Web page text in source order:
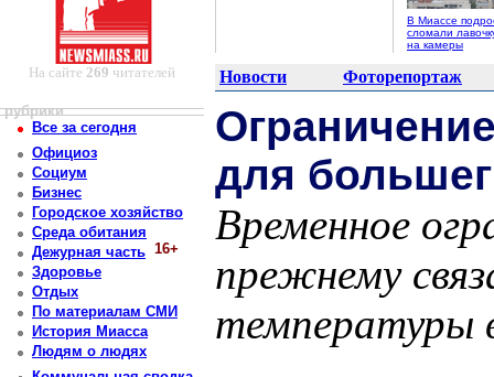
В Миассе
сломали
на камеры
На сайте 269 читателей Новости Фоторепортаж
рубрики
Все за сегодня
Официоз
Социум
Бизнес
Городское хозяйство
Среда обитания
Дежурная часть 16+
Здоровье
Отдых
По материалам СМИ
История Миасса
Людям о людях
для
Временное
прежнему
температуры